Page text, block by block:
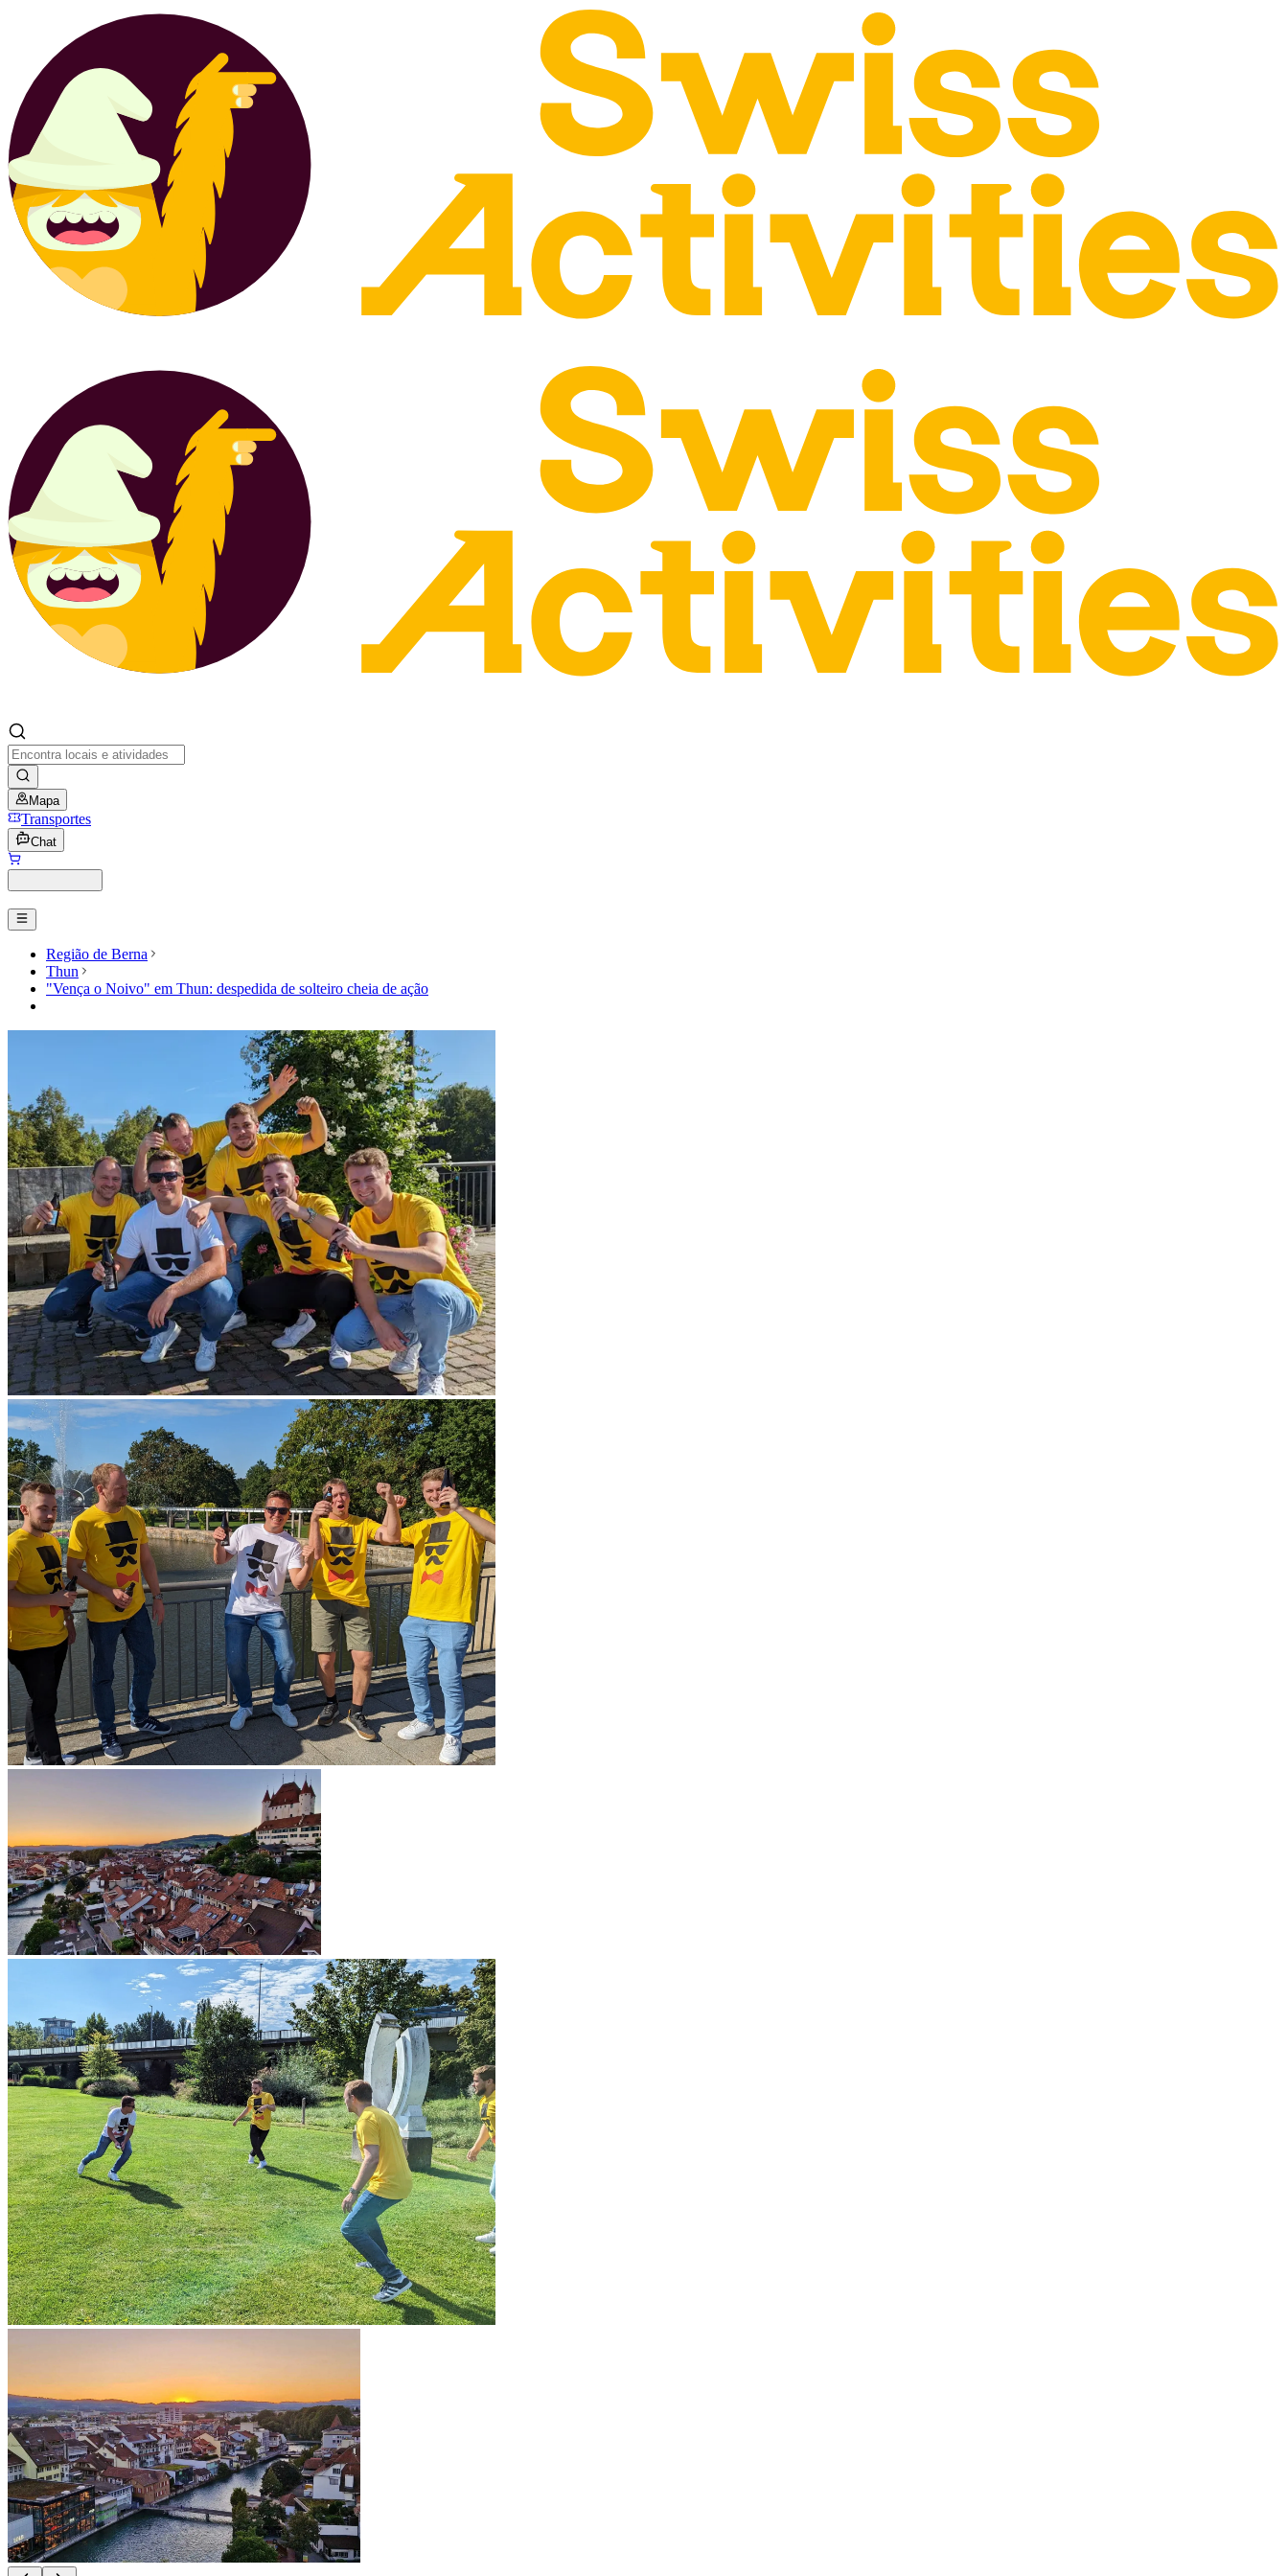
Mapa
Transportes
Chat
Região de Berna
Thun
"Vença o Noivo" em Thun: despedida de solteiro cheia de ação